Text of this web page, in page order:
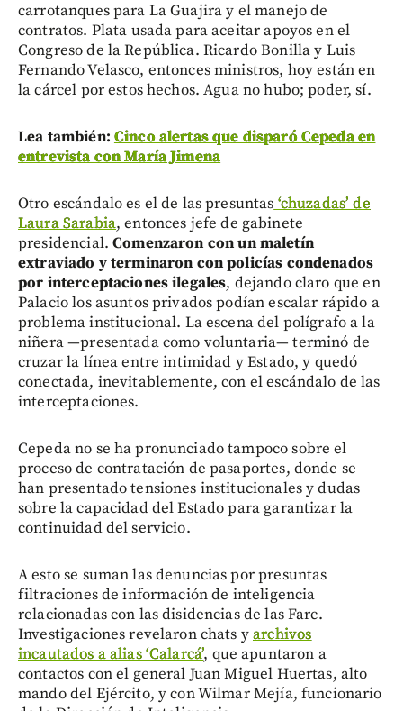
carrotanques para La Guajira y el manejo de
contratos. Plata usada para aceitar apoyos en el
Congreso de la República. Ricardo Bonilla y Luis
Fernando Velasco, entonces ministros, hoy están en
la cárcel por estos hechos. Agua no hubo; poder, sí.
Lea también: Cinco alertas que disparó Cepeda en
entrevista con María Jimena
Otro escándalo es el de las presuntas ‘chuzadas’ de
Laura Sarabia, entonces jefe de gabinete
presidencial.Comenzaron con un maletín
extraviado y terminaron con policías condenados
por interceptaciones ilegales, dejando claro que en
Palacio los asuntos privados podían escalar rápido a
problema institucional. La escena del polígrafo a la
niñera —presentada como voluntaria— terminó de
cruzar la línea entre intimidad y Estado, y quedó
conectada, inevitablemente, con el escándalo de las
interceptaciones.
Cepeda no se ha pronunciado tampoco sobre el
proceso de contratación de pasaportes, donde se
han presentado tensiones institucionales y dudas
sobre la capacidad del Estado para garantizar la
continuidad del servicio.
A esto se suman las denuncias por presuntas
filtraciones de información de inteligencia
relacionadas con las disidencias de las Farc.
Investigaciones revelaron chats yarchivos
incautados a alias ‘Calarcá’, que apuntaron a
contactos con el general Juan Miguel Huertas, alto
mando del Ejército, y con Wilmar Mejía, funcionario